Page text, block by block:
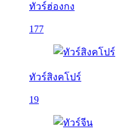
ทัวร์ฮ่องกง
177
ทัวร์สิงคโปร์
19